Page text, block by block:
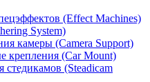
(Effect Machines)
System)
камеры (Camera Support)
крепления (Car Mount)
стедикамов (Steadicam